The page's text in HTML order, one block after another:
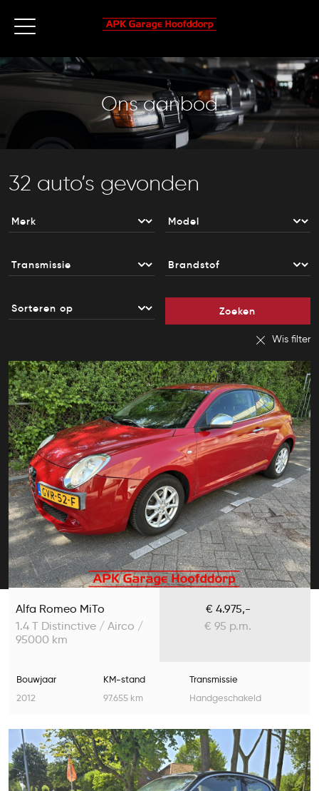
Ons aanbod
32 auto’s gevonden
Zoeken
Wis filter
Alfa Romeo MiTo
1.4 T Distinctive / Airco /
95000 km
€ 4.975,-
€ 95 p.m.
Bouwjaar
2012
KM-stand
97.655 km
Transmissie
Handgeschakeld